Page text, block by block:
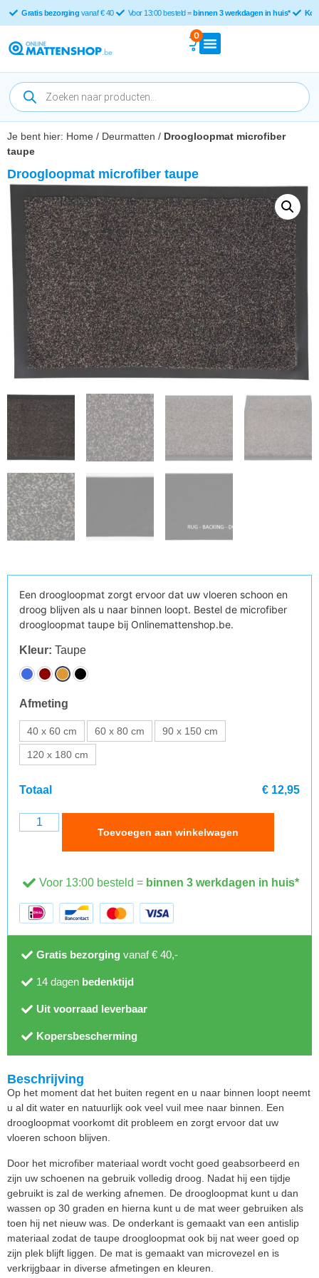
Gratis bezorging vanaf € 40 Voor 13:00 besteld =binnen 3 werkdagen in huis*
0
Je bent hier: Home / Deurmatten / Droogloopmat microfiber
taupe
Droogloopmat microfiber taupe
Een droogloopmat zorgt ervoor dat uw vloeren schoon en
droog blijven als u naar binnen loopt. Bestel de microfiber
droogloopmat taupe bij Onlinemattenshop.be.
Kleur: Taupe
Afmeting
40 x 60 cm 60 x 80 cm 90 x 150 cm
120 x 180 cm
Totaal € 12,95
Toevoegen aan winkelwagen
Voor 13:00 besteld = binnen 3 werkdagen in huis*
Gratis bezorging vanaf € 40,-
14 dagen bedenktijd
Uit voorraad leverbaar
Kopersbescherming
Beschrijving
Op het moment dat het buiten regent en u naar binnen loopt neemt
u al dit water en natuurlijk ook veel vuil mee naar binnen. Een
droogloopmat voorkomt dit probleem en zorgt ervoor dat uw
vloeren schoon blijven.
Door het microfiber materiaal wordt vocht goed geabsorbeerd en
zijn uw schoenen na gebruik volledig droog. Nadat hij een tijdje
gebruikt is zal de werking afnemen. De droogloopmat kunt u dan
wassen op 30 graden en hierna kunt u de mat weer gebruiken als
toen hij net nieuw was. De onderkant is gemaakt van een antislip
materiaal zodat de taupe droogloopmat ook bij nat weer goed op
zijn plek blijft liggen. De mat is gemaakt van microvezel en is
verkrijgbaar in diverse afmetingen en kleuren.